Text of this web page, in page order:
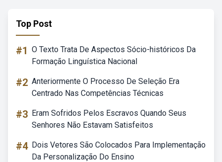
Top Post
#1 O Texto Trata De Aspectos Sócio-históricos Da
Formação Linguística Nacional
#2 Anteriormente O Processo De Seleção Era
Centrado Nas Competências Técnicas
#3 Eram Sofridos Pelos Escravos Quando Seus
Senhores Não Estavam Satisfeitos
#4 Dois Vetores São Colocados Para Implementação
Da Personalização Do Ensino